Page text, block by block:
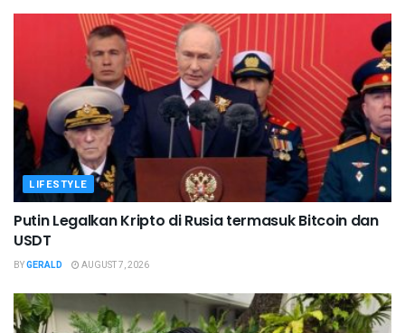
LIFESTYLE
Putin Legalkan Kripto di Rusia termasuk Bitcoin dan
USDT
BYGERALD AUGUST 7, 2026